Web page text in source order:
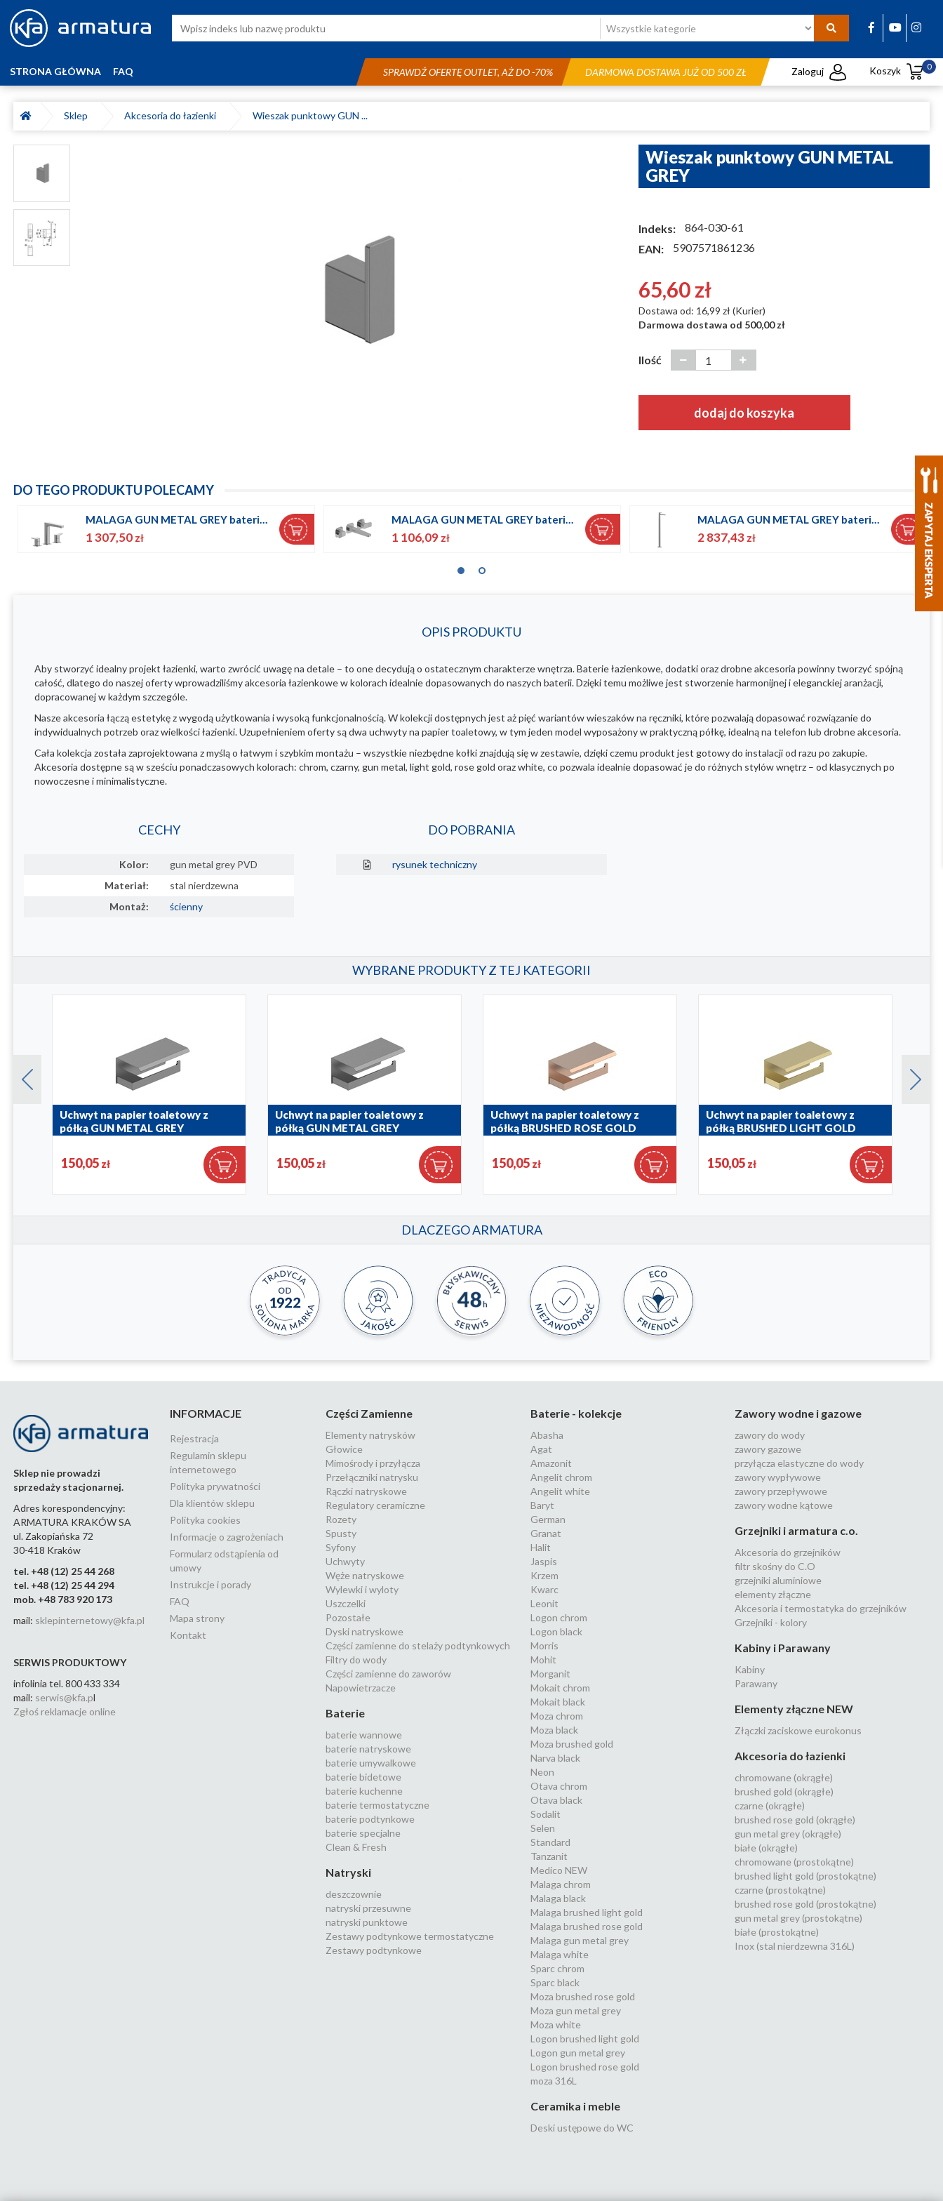
STRONA GŁÓWNA FAQ SPRAWDŹ OFERTĘ OUTLET, AŻ DO -70% DARMOWA DOSTAWA JUŻ OD 500 ZŁ Zaloguj Koszyk 0
Sklep Akcesoria do łazienki Wieszak punktowy GUN ...
Wieszak punktowy GUN METAL
GREY
Indeks:
864-030-61
EAN:
5907571861236
65,60 zł
Dostawa od: 16,99 zł (Kurier)
Darmowa dostawa od 500,00 zł
Ilość
dodaj do koszyka
DO TEGO PRODUKTU POLECAMY
MALAGA GUN METAL GREY bateria umywalkowa 3-otworowa stojąca
1 307,50 zł
MALAGA GUN METAL GREY bateria umywalkowa 3-otworowa ścienna
1 106,09 zł
MALAGA GUN METAL GREY bateria umywalkowa wolnostojąca
2 837,43 zł
OPIS PRODUKTU
Aby stworzyć idealny projekt łazienki, warto zwrócić uwagę na detale – to one decydują o ostatecznym charakterze wnętrza. Baterie łazienkowe, dodatki oraz drobne akcesoria powinny tworzyć spójną
całość, dlatego do naszej oferty wprowadziliśmy akcesoria łazienkowe w kolorach idealnie dopasowanych do naszych baterii. Dzięki temu możliwe jest stworzenie harmonijnej i eleganckiej aranżacji,
dopracowanej w każdym szczególe.
Nasze akcesoria łączą estetykę z wygodą użytkowania i wysoką funkcjonalnością. W kolekcji dostępnych jest aż pięć wariantów wieszaków na ręczniki, które pozwalają dopasować rozwiązanie do
indywidualnych potrzeb oraz wielkości łazienki. Uzupełnieniem oferty są dwa uchwyty na papier toaletowy, w tym jeden model wyposażony w praktyczną półkę, idealną na telefon lub drobne akcesoria.
Cała kolekcja została zaprojektowana z myślą o łatwym i szybkim montażu – wszystkie niezbędne kołki znajdują się w zestawie, dzięki czemu produkt jest gotowy do instalacji od razu po zakupie.
Akcesoria dostępne są w sześciu ponadczasowych kolorach: chrom, czarny, gun metal, light gold, rose gold oraz white, co pozwala idealnie dopasować je do różnych stylów wnętrz – od klasycznych po
nowoczesne i minimalistyczne.
CECHY
Kolor:
gun metal grey PVD
Materiał:
stal nierdzewna
Montaż:
ścienny
DO POBRANIA
rysunek techniczny
WYBRANE PRODUKTY Z TEJ KATEGORII
Uchwyt na papier toaletowy z
półką GUN METAL GREY
150,05 zł
Uchwyt na papier toaletowy z
półką GUN METAL GREY
150,05 zł
Uchwyt na papier toaletowy z
półką BRUSHED ROSE GOLD
150,05 zł
Uchwyt na papier toaletowy z
półką BRUSHED LIGHT GOLD
150,05 zł
DLACZEGO ARMATURA
Sklep nie prowadzi
sprzedaży stacjonarnej.
Adres korespondencyjny:
ARMATURA KRAKÓW SA
ul. Zakopiańska 72
30-418 Kraków
tel. +48 (12) 25 44 268
tel. +48 (12) 25 44 294
mob. +48 783 920 173
mail: sklepinternetowy@kfa.pl
SERWIS PRODUKTOWY
infolinia tel. 800 433 334
mail: serwis@kfa.pl
Zgłoś reklamacje online
INFORMACJE
Rejestracja
Regulamin sklepu
internetowego
Polityka prywatności
Dla klientów sklepu
Polityka cookies
Informacje o zagrożeniach
Formularz odstąpienia od
umowy
Instrukcje i porady
FAQ
Mapa strony
Kontakt
Części Zamienne
Elementy natrysków
Głowice
Mimośrody i przyłącza
Przełączniki natrysku
Rączki natryskowe
Regulatory ceramiczne
Rozety
Spusty
Syfony
Uchwyty
Węże natryskowe
Wylewki i wyloty
Uszczelki
Pozostałe
Dyski natryskowe
Części zamienne do stelaży podtynkowych
Filtry do wody
Części zamienne do zaworów
Napowietrzacze
Baterie
baterie wannowe
baterie natryskowe
baterie umywalkowe
baterie bidetowe
baterie kuchenne
baterie termostatyczne
baterie podtynkowe
baterie specjalne
Clean & Fresh
Natryski
deszczownie
natryski przesuwne
natryski punktowe
Zestawy podtynkowe termostatyczne
Zestawy podtynkowe
Baterie - kolekcje
Abasha
Agat
Amazonit
Angelit chrom
Angelit white
Baryt
German
Granat
Halit
Jaspis
Krzem
Kwarc
Leonit
Logon chrom
Logon black
Morris
Mohit
Morganit
Mokait chrom
Mokait black
Moza chrom
Moza black
Moza brushed gold
Narva black
Neon
Otava chrom
Otava black
Sodalit
Selen
Standard
Tanzanit
Medico NEW
Malaga chrom
Malaga black
Malaga brushed light gold
Malaga brushed rose gold
Malaga gun metal grey
Malaga white
Sparc chrom
Sparc black
Moza brushed rose gold
Moza gun metal grey
Moza white
Logon brushed light gold
Logon gun metal grey
Logon brushed rose gold
moza 316L
Ceramika i meble
Deski ustępowe do WC
Zawory wodne i gazowe
zawory do wody
zawory gazowe
przyłącza elastyczne do wody
zawory wypływowe
zawory przepływowe
zawory wodne kątowe
Grzejniki i armatura c.o.
Akcesoria do grzejników
filtr skośny do C.O
grzejniki aluminiowe
elementy złączne
Akcesoria i termostatyka do grzejników
Grzejniki - kolory
Kabiny i Parawany
Kabiny
Parawany
Elementy złączne NEW
Złączki zaciskowe eurokonus
Akcesoria do łazienki
chromowane (okrągłe)
brushed gold (okrągłe)
czarne (okrągłe)
brushed rose gold (okrągłe)
gun metal grey (okrągłe)
białe (okrągłe)
chromowane (prostokątne)
brushed light gold (prostokątne)
czarne (prostokątne)
brushed rose gold (prostokątne)
gun metal grey (prostokątne)
białe (prostokątne)
Inox (stal nierdzewna 316L)